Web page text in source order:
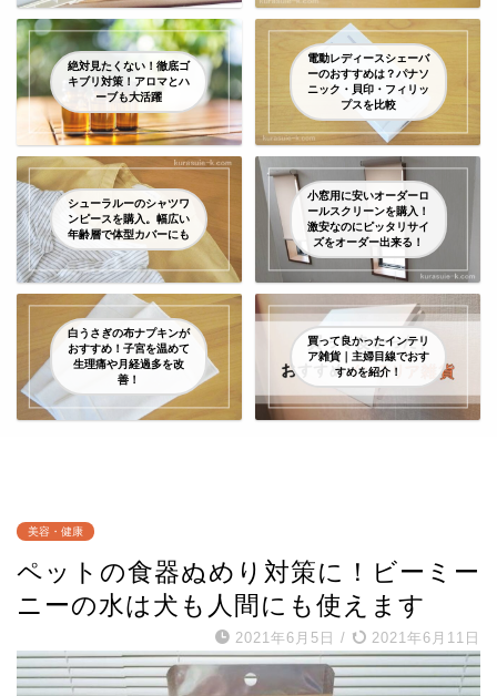
絶対見たくない！徹底ゴ
キブリ対策！アロマとハ
ーブも大活躍
電動レディースシェーバ
ーのおすすめは？パナソ
ニック・貝印・フィリッ
プスを比較
シューラルーのシャツワ
ンピースを購入。幅広い
年齢層で体型カバーにも
小窓用に安いオーダーロ
ールスクリーンを購入！
激安なのにピッタリサイ
ズをオーダー出来る！
白うさぎの布ナプキンが
おすすめ！子宮を温めて
生理痛や月経過多を改
善！
買って良かったインテリ
ア雑貨｜主婦目線でおす
すめを紹介！
美容・健康
ペットの食器ぬめり対策に！ビーミー
ニーの水は犬も人間にも使えます
2021年6月5日 / 2021年6月11日